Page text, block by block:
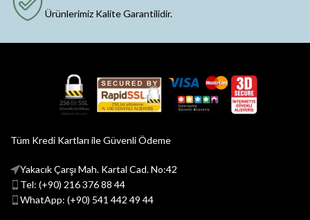
Ürünlerimiz Kalite Garantilidir.
Tüm Kredi Kartları ile Güvenli Ödeme
Yakacık Çarşı Mah. Kartal Cad. No:42
Tel: (+90) 216 376 88 44
WhatApp: (+90) 541 442 49 44